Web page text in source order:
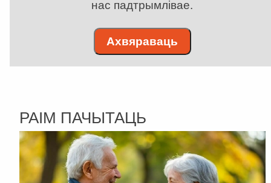
нас падтрымлівае.
Ахвяраваць
РАІМ ПАЧЫТАЦЬ